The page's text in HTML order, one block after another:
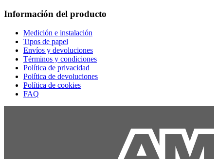
Información del producto
Medición e instalación
Tipos de papel
Envíos y devoluciones
Términos y condiciones
Política de privacidad
Política de devoluciones
Política de cookies
FAQ